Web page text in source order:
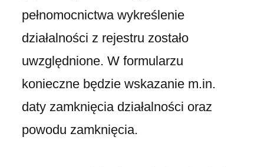
pełnomocnictwa wykreślenie
działalności z rejestru zostało
uwzględnione. W formularzu
konieczne będzie wskazanie m.in.
daty zamknięcia działalności oraz
powodu zamknięcia.